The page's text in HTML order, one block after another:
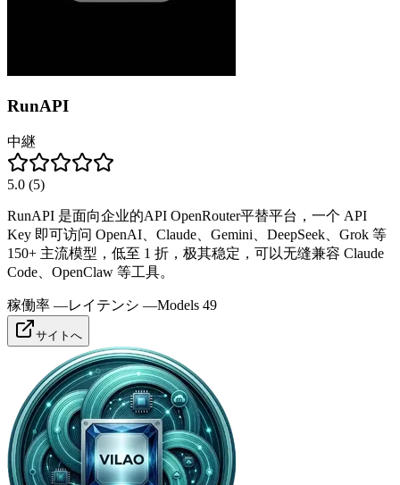
RunAPI
中継
5.0 (5)
RunAPI 是面向企业的API OpenRouter平替平台，一个 API
Key 即可访问 OpenAI、Claude、Gemini、DeepSeek、Grok 等
150+ 主流模型，低至 1 折，极其稳定，可以无缝兼容 Claude
Code、OpenClaw 等工具。
稼働率 —レイテンシ —Models 49
サイトへ